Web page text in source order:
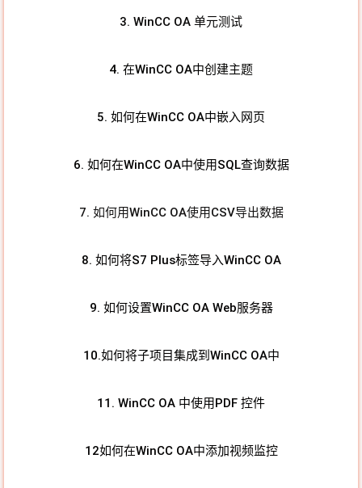
3. WinCC OA 单元测试
4. 在WinCC OA中创建主题
5. 如何在WinCC OA中嵌入网页
6. 如何在WinCC OA中使用SQL查询数据
7. 如何用WinCC OA使用CSV导出数据
8. 如何将S7 Plus标签导入WinCC OA
9. 如何设置WinCC OA Web服务器
10.如何将子项目集成到WinCC OA中
11. WinCC OA 中使用PDF 控件
12如何在WinCC OA中添加视频监控